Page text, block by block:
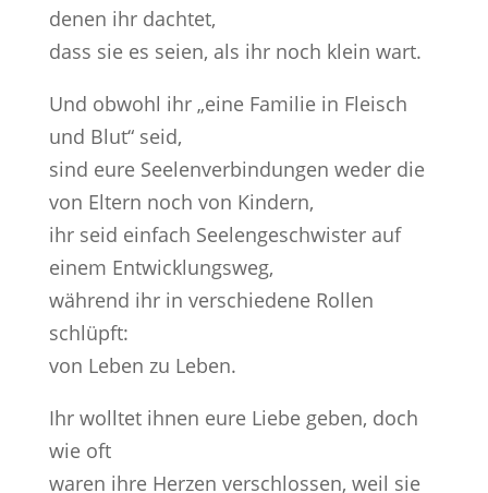
denen ihr dachtet,
dass sie es seien, als ihr noch klein wart.
Und obwohl ihr „eine Familie in Fleisch
und Blut“ seid,
sind eure Seelenverbindungen weder die
von Eltern noch von Kindern,
ihr seid einfach Seelengeschwister auf
einem Entwicklungsweg,
während ihr in verschiedene Rollen
schlüpft:
von Leben zu Leben.
Ihr wolltet ihnen eure Liebe geben, doch
wie oft
waren ihre Herzen verschlossen, weil sie